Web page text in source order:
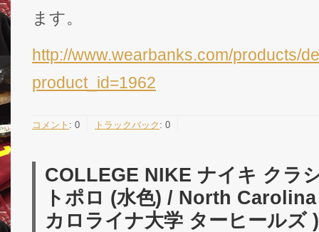
ます。
http://www.wearbanks.com/products/
product_id=1962
コメント : 0 トラックバック : 0
COLLEGE NIKE ナイキ クラ
トポロ (水色) / North
カロライナ大学 ターヒールズ )